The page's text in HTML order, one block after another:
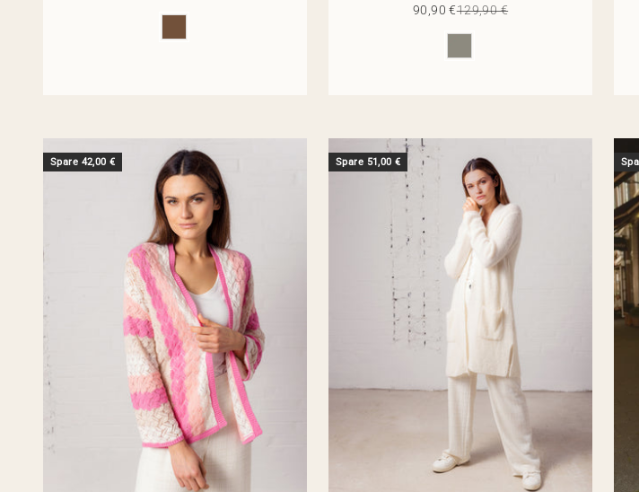
Angebot
90,90 €Regulärer Preis
129,90 €
Spare 42,00 € Spare 51,00 €